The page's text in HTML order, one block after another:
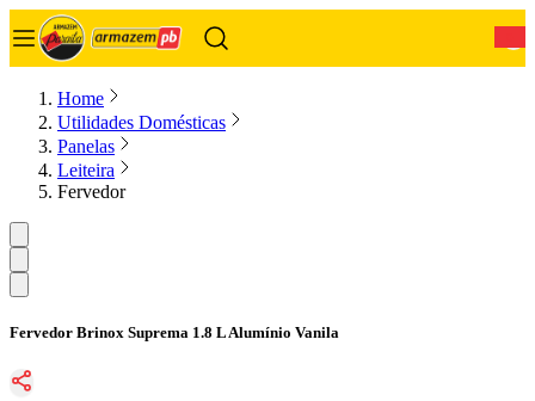
Home
Utilidades Domésticas
Panelas
Leiteira
Fervedor
Fervedor Brinox Suprema 1.8 L Alumínio Vanila